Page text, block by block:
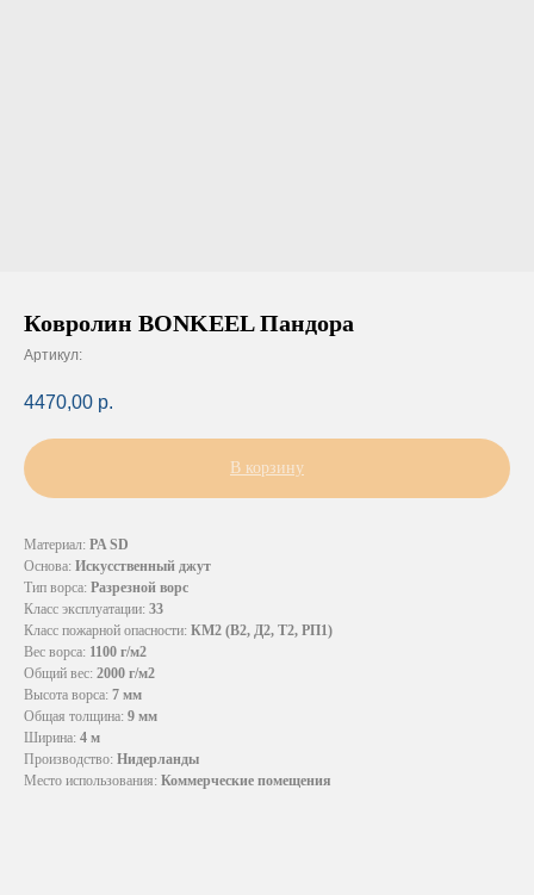
Ковролин BONKEEL Пандора
Артикул:
4470,00 р.
В корзину
Материал: PA SD
Основа: Искусственный джут
Тип ворса: Разрезной ворс
Класс эксплуатации: 33
Класс пожарной опасности: КМ2 (В2, Д2, Т2, РП1)
Вес ворса: 1100 г/м2
Общий вес: 2000 г/м2
Высота ворса: 7 мм
Общая толщина: 9 мм
Ширина: 4 м
Производство: Нидерланды
Место использования: Коммерческие помещения